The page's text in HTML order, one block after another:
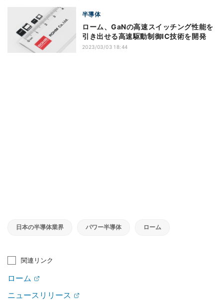
半導体
ローム、GaNの高速スイッチング性能を
引き出せる高速駆動制御IC技術を開発
2023/03/03 18:44
日本の半導体業界 パワー半導体 ローム
関連リンク
ローム
ニュースリリース